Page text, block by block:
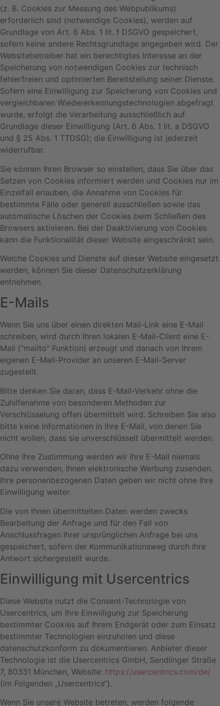
(z. B. Cookies zur Messung des Webpublikums)
erforderlich sind (notwendige Cookies), werden auf
Grundlage von Art. 6 Abs. 1 lit. f DSGVO gespeichert,
sofern keine andere Rechtsgrundlage angegeben wird. Der
Websitebetreiber hat ein berechtigtes Interesse an der
Speicherung von notwendigen Cookies zur technisch
fehlerfreien und optimierten Bereitstellung seiner Dienste.
Sofern eine Einwilligung zur Speicherung von Cookies und
vergleichbaren Wiedererkennungstechnologien abgefragt
wurde, erfolgt die Verarbeitung ausschließlich auf
Grundlage dieser Einwilligung (Art. 6 Abs. 1 lit. a DSGVO
und § 25 Abs. 1 TTDSG); die Einwilligung ist jederzeit
widerrufbar.
Sie können Ihren Browser so einstellen, dass Sie über das
Setzen von Cookies informiert werden und Cookies nur im
Einzelfall erlauben, die Annahme von Cookies für
bestimmte Fälle oder generell ausschließen sowie das
automatische Löschen der Cookies beim Schließen des
Browsers aktivieren. Bei der Deaktivierung von Cookies
kann die Funktionalität dieser Website eingeschränkt sein.
Welche Cookies und Dienste auf dieser Website eingesetzt
werden, können Sie dieser Datenschutzerklärung
entnehmen.
E-Mails
Wenn Sie uns über einen direkten Mail-Link eine E-Mail
schreiben, wird durch Ihren lokalen E-Mail-Client eine E-
Mail (“mailto” Funktion) erzeugt und danach von Ihrem
eigenen E-Mail-Provider an unseren E-Mail-Server
zugestellt.
Bitte denken Sie daran, dass E-Mail-Verkehr ohne die
Zuhilfenahme von besonderen Methoden zur
Verschlüsselung offen übermittelt wird. Schreiben Sie also
bitte keine Informationen in Ihre E-Mail, von denen Sie
nicht wollen, dass sie unverschlüsselt übermittelt werden.
Ohne Ihre Zustimmung werden wir Ihre E-Mail niemals
dazu verwenden, Ihnen elektronische Werbung zusenden.
Ihre personenbezogenen Daten geben wir nicht ohne Ihre
Einwilligung weiter.
Die von Ihnen übermittelten Daten werden zwecks
Bearbeitung der Anfrage und für den Fall von
Anschlussfragen Ihrer ursprünglichen Anfrage bei uns
gespeichert, sofern der Kommunikationsweg durch Ihre
Antwort sichergestellt wurde.
Einwilligung mit Usercentrics
Diese Website nutzt die Consent-Technologie von
Usercentrics, um Ihre Einwilligung zur Speicherung
bestimmter Cookies auf Ihrem Endgerät oder zum Einsatz
bestimmter Technologien einzuholen und diese
datenschutzkonform zu dokumentieren. Anbieter dieser
Technologie ist die Usercentrics GmbH, Sendlinger Straße
7, 80331 München, Website: https://usercentrics.com/de/
(im Folgenden „Usercentrics“).
Wenn Sie unsere Website betreten, werden folgende